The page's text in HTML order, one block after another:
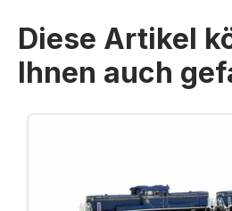
Diese Artikel
Ihnen auch
Produktgalerie überspringen